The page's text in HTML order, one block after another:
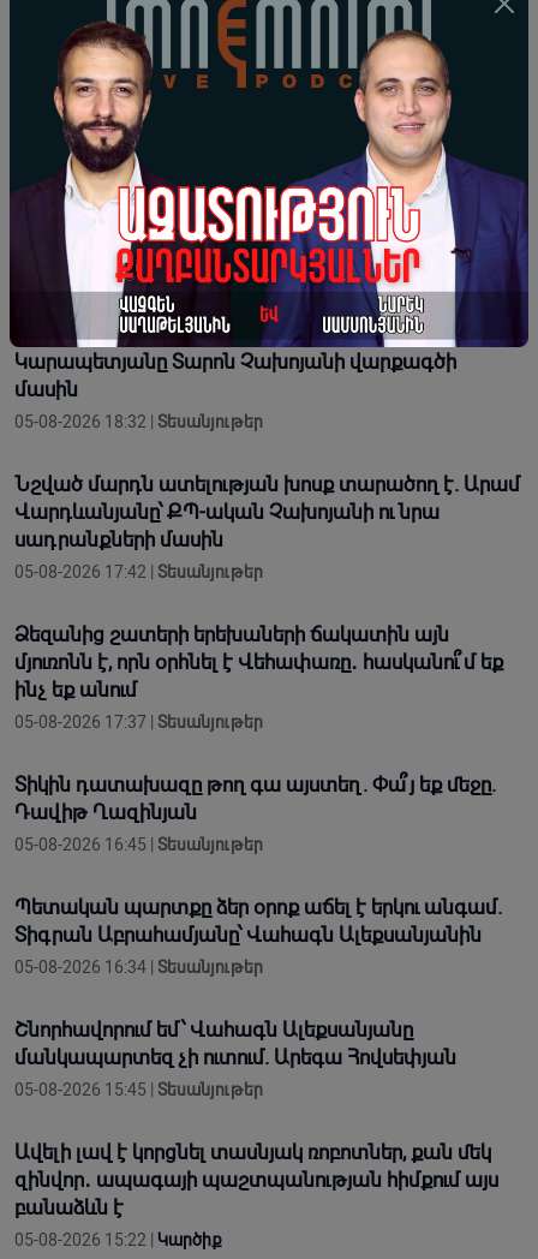
Քաղաքական հակառակորդների արտոնված
սպանություններ, հյուրը՝ Րաֆֆի Հովհաննիսյան․
Իմնեմնիմի 218 / արխիվ
05-08-2026 21:05 |
ՀՀԿ Երիտասարդական կազմակերպությունում
շարունակվում են կրթական ծրագրերը
05-08-2026 19:38 |Լուրեր
Առո՛ղջ չէ․ եղել է նիստը խափանելու փորձ․ Նարեկ
Կարապետյանը Տարոն Չախոյանի վարքագծի
մասին
05-08-2026 18:32 | Տեսանյութեր
Նշված մարդն ատելության խոսք տարածող է. Արամ
Վարդևանյանը՝ ՔՊ-ական Չախոյանի ու նրա
սադրանքների մասին
05-08-2026 17:42 | Տեսանյութեր
Ձեզանից շատերի երեխաների ճակատին այն
մյուռոնն է, որն օրհնել է Վեհափառը․ հասկանու՞մ եք
ինչ եք անում
05-08-2026 17:37 | Տեսանյութեր
Տիկին դատախազը թող գա այստեղ. Փա՞յ եք մեջը.
Դավիթ Ղազինյան
05-08-2026 16:45 | Տեսանյութեր
Պետական պարտքը ձեր օրոք աճել է երկու անգամ.
Տիգրան Աբրահամյանը՝ Վահագն Ալեքսանյանին
05-08-2026 16:34 | Տեսանյութեր
Շնորհավորում եմ՝ Վահագն Ալեքսանյանը
մանկապարտեզ չի ուտում. Արեգա Հովսեփյան
05-08-2026 15:45 | Տեսանյութեր
Ավելի լավ է կորցնել տասնյակ ռոբոտներ, քան մեկ
զինվոր․ ապագայի պաշտպանության հիմքում այս
բանաձևն է
05-08-2026 15:22 | Կարծիք